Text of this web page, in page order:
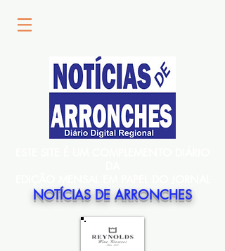
NOTÍCIAS DE ARRONCHES